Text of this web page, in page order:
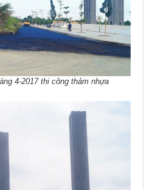
4-2017 thi công thảm nhựa